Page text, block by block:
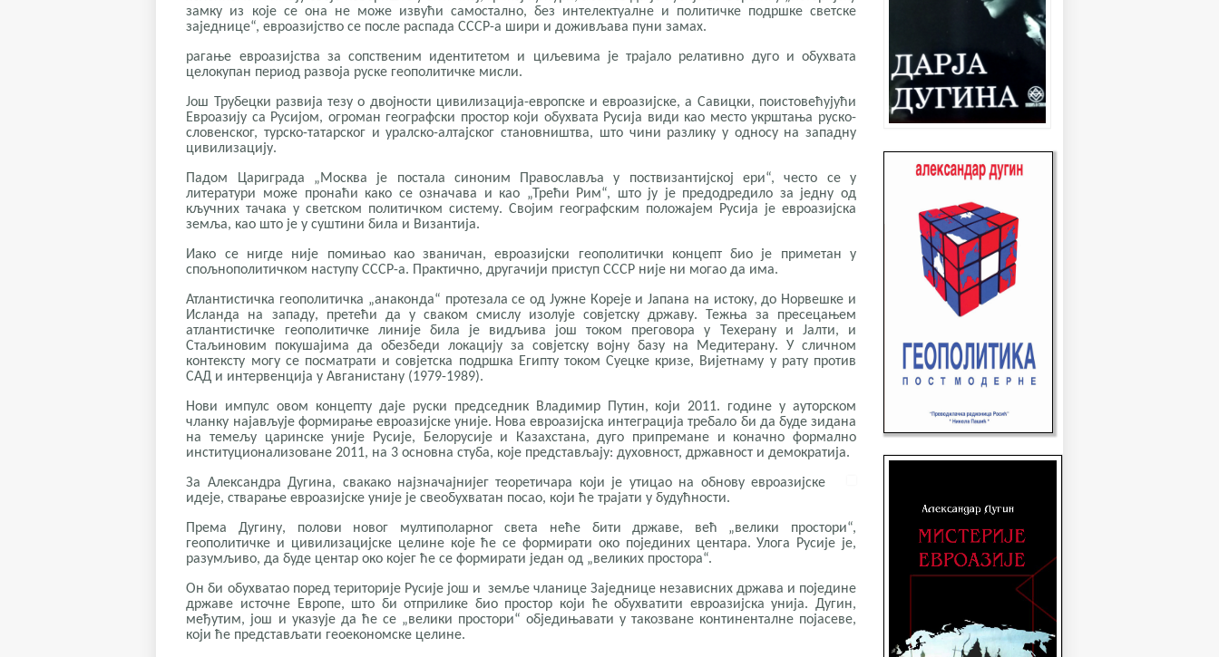
замку из које се она не може извући самостално, без интелектуалне и политичке подршке светске
заједнице“, евроазијство се после распада СССР-а шири и доживљава пуни замах.
рагање евроазијства за сопственим идентитетом и циљевима је трајало релативно дуго и обухвата
целокупан период развоја руске геополитичке мисли.
Још Трубецки развија тезу о двојности цивилизација-европске и евроазијске, а Савицки, поистовећујући
Евроазију са Русијом, огроман географски простор који обухвата Русија види као место укрштања руско-
словенског, турско-татарског и уралско-алтајског становништва, што чини разлику у односу на западну
цивилизацију.
Падом Цариграда „Москва је постала синоним Православља у поствизантијској ери“, често се у
литератури може пронаћи како се означава и као „Трећи Рим“, што ју је предодредило за једну од
кључних тачака у светском политичком систему. Својим географским положајем Русија је евроазијска
земља, као што је у суштини била и Византија.
Иако се нигде није помињао као званичан, евроазијски геополитички концепт био је приметан у
спољнополитичком наступу СССР-а. Практично, другачији приступ СССР није ни могао да има.
Атлантистичка геополитичка „анаконда“ протезала се од Јужне Кореје и Јапана на истоку, до Норвешке и
Исланда на западу, претећи да у сваком смислу изолује совјетску државу. Тежња за пресецањем
атлантистичке геополитичке линије била је видљива још током преговора у Техерану и Јалти, и
Стаљиновим покушајима да обезбеди локацију за совјетску војну базу на Медитерану. У сличном
контексту могу се посматрати и совјетска подршка Египту током Суецке кризе, Вијетнаму у рату против
САД и интервенција у Авганистану (1979-1989).
Нови импулс овом концепту даје руски председник Владимир Путин, који 2011. године у ауторском
чланку најављује формирање евроазијске уније. Нова евроазијска интеграција требало би да буде зидана
на темељу царинске уније Русије, Белорусије и Казахстана, дуго припремане и коначно формално
институционализоване 2011, на 3 основна стуба, које представљају: духовност, државност и демократија.
За Александра Дугина, свакако најзначајнијег теоретичара који је утицао на обнову евроазијске
идеје, стварање евроазијске уније је свеобухватан посао, који ће трајати у будућности.
Према Дугину, полови новог мултиполарног света неће бити државе, већ „велики простори“,
геополитичке и цивилизацијске целине које ће се формирати око појединих центара. Улога Русије је,
разумљиво, да буде центар око којег ће се формирати један од „великих простора“.
Он би обухватао поред територије Русије још и земље чланице Заједнице независних држава и поједине
државе источне Европе, што би отприлике био простор који ће обухватити евроазијска унија. Дугин,
међутим, још и указује да ће се „велики простори“ обједињавати у такозване континенталне појасеве,
који ће представљати геоекономске целине.